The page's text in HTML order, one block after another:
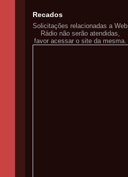
Recados
Solicitações relacionadas a Web
Rádio não serão atendidas,
favor acessar o site da mesma.